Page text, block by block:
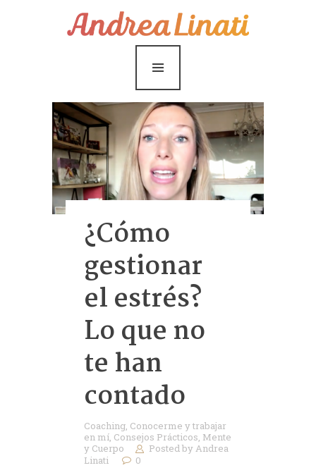
¿Cómo funciona?
Servicios
Coaching Gratis
Conóceme
Contáctame
Blog
¿Cómo
gestionar
el estrés?
Lo que no
te han
contado
Coaching Conocerme y trabajar
en mí Consejos Prácticos Mente
y Cuerpo
Posted by Andrea
Linati
0